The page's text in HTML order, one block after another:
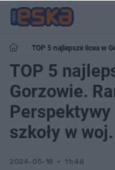
TOP 5 najlepsze licea w
szkoły w woj. lubuskim?
TOP 5
Gorzowie.
szkoły w
2024-05-16 11:48